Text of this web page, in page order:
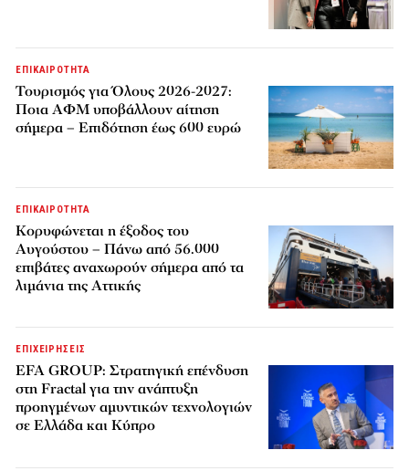
ΕΠΙΚΑΙΡΟΤΗΤΑ
Τουρισμός για Όλους 2026-2027:
Ποια ΑΦΜ υποβάλλουν αίτηση
σήμερα – Επιδότηση έως 600 ευρώ
ΕΠΙΚΑΙΡΟΤΗΤΑ
Κορυφώνεται η έξοδος του
Αυγούστου – Πάνω από 56.000
επιβάτες αναχωρούν σήμερα από τα
λιμάνια της Αττικής
ΕΠΙΧΕΙΡΗΣΕΙΣ
EFA GROUP: Στρατηγική επένδυση
στη Fractal για την ανάπτυξη
προηγμένων αμυντικών τεχνολογιών
σε Ελλάδα και Κύπρο